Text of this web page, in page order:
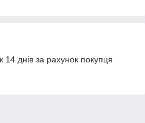
днів за рахунок покупця